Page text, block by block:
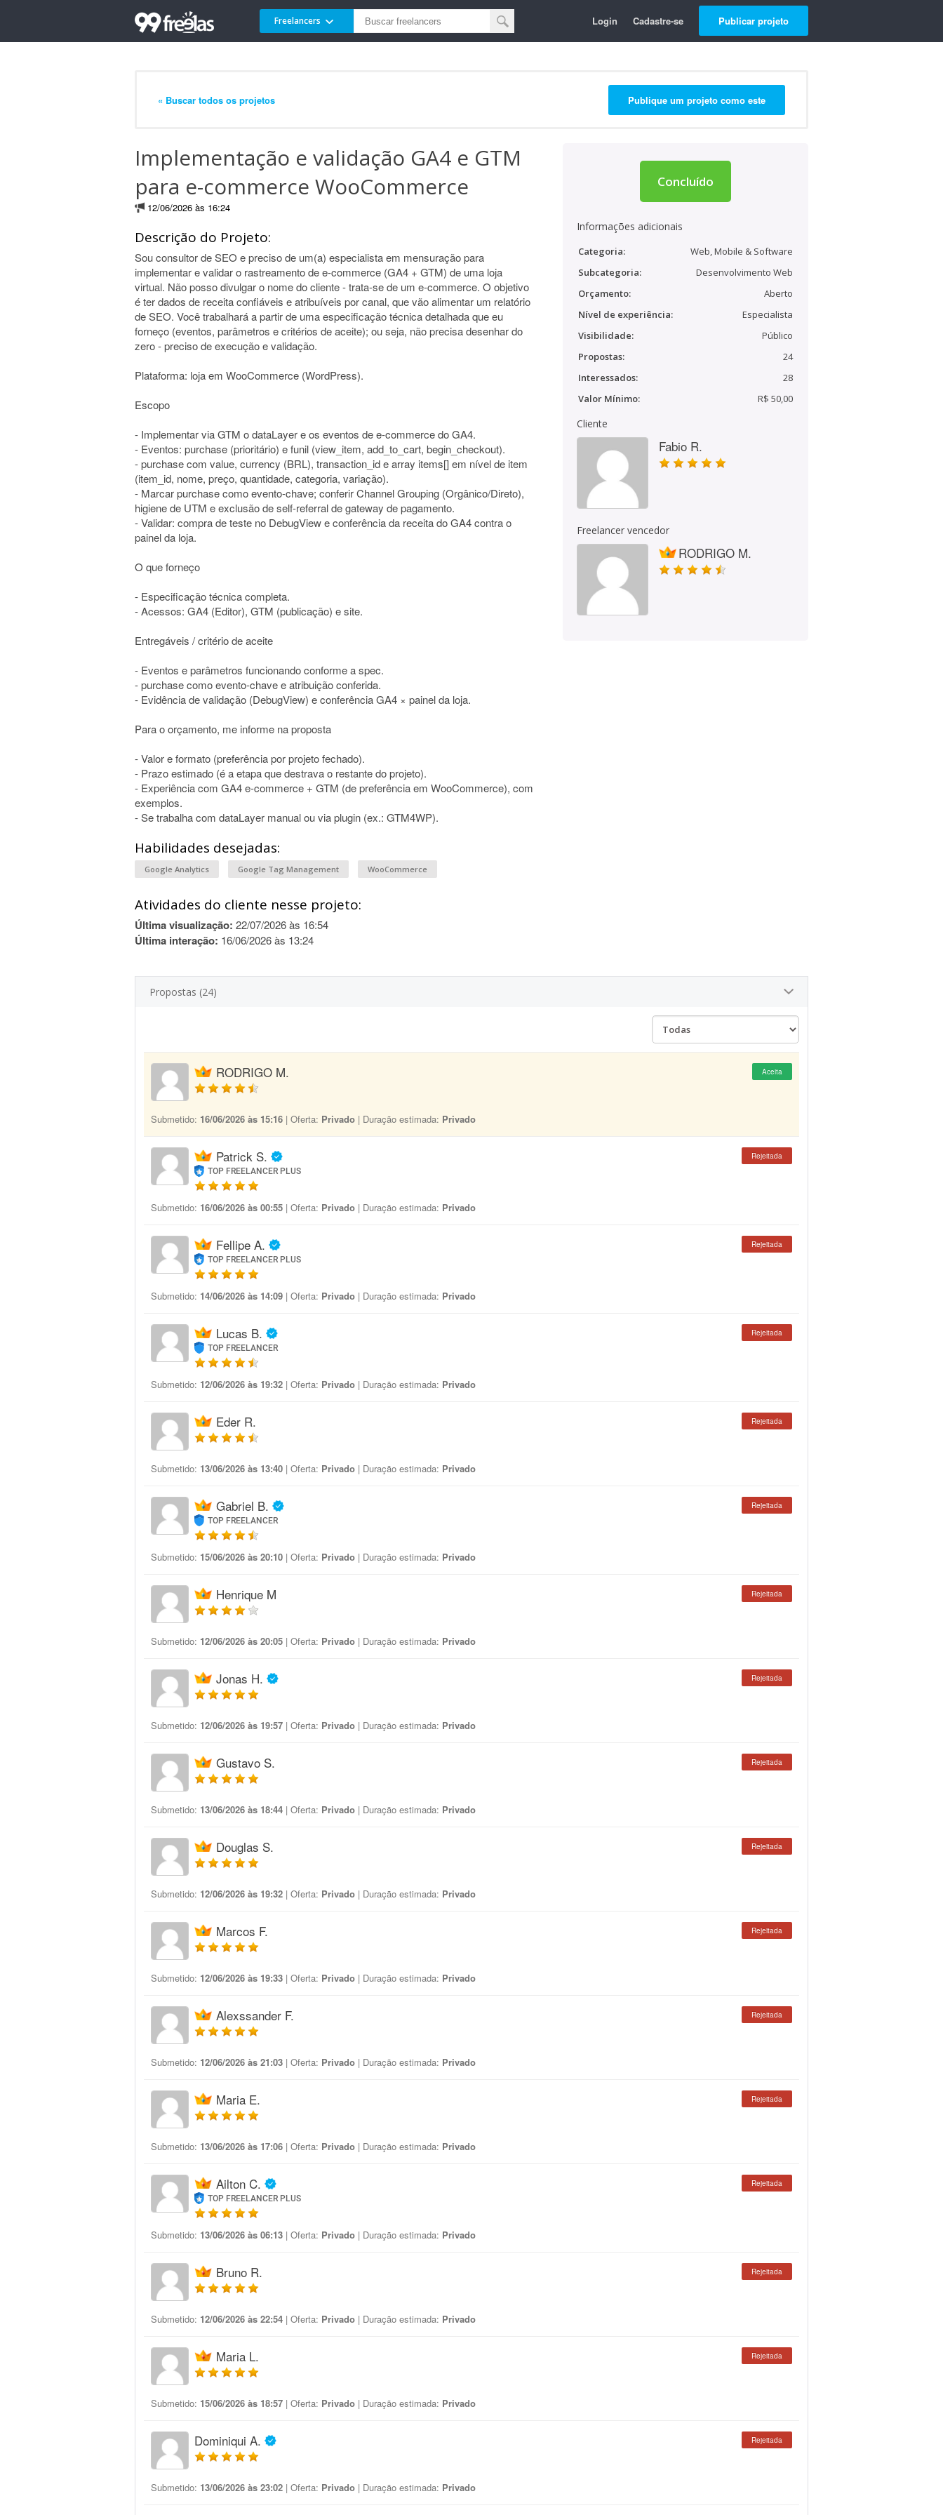
Freelancers Login Cadastre-se Publicar projeto
« Buscar todos os projetos Publique um projeto como este
Implementação e validação GA4 e GTM
para e-commerce WooCommerce
12/06/2026 às 16:24
Descrição do Projeto:
Sou consultor de SEO e preciso de um(a) especialista em mensuração para
implementar e validar o rastreamento de e-commerce (GA4 + GTM) de uma loja
virtual. Não posso divulgar o nome do cliente - trata-se de um e-commerce. O objetivo
é ter dados de receita confiáveis e atribuíveis por canal, que vão alimentar um relatório
de SEO. Você trabalhará a partir de uma especificação técnica detalhada que eu
forneço (eventos, parâmetros e critérios de aceite); ou seja, não precisa desenhar do
zero - preciso de execução e validação.
Plataforma: loja em WooCommerce (WordPress).
Escopo
- Implementar via GTM o dataLayer e os eventos de e-commerce do GA4.
- Eventos: purchase (prioritário) e funil (view_item, add_to_cart, begin_checkout).
- purchase com value, currency (BRL), transaction_id e array items[] em nível de item
(item_id, nome, preço, quantidade, categoria, variação).
- Marcar purchase como evento-chave; conferir Channel Grouping (Orgânico/Direto),
higiene de UTM e exclusão de self-referral de gateway de pagamento.
- Validar: compra de teste no DebugView e conferência da receita do GA4 contra o
painel da loja.
O que forneço
- Especificação técnica completa.
- Acessos: GA4 (Editor), GTM (publicação) e site.
Entregáveis / critério de aceite
- Eventos e parâmetros funcionando conforme a spec.
- purchase como evento-chave e atribuição conferida.
- Evidência de validação (DebugView) e conferência GA4 × painel da loja.
Para o orçamento, me informe na proposta
- Valor e formato (preferência por projeto fechado).
- Prazo estimado (é a etapa que destrava o restante do projeto).
- Experiência com GA4 e-commerce + GTM (de preferência em WooCommerce), com
exemplos.
- Se trabalha com dataLayer manual ou via plugin (ex.: GTM4WP).
Habilidades desejadas:
Google Analytics Google Tag Management WooCommerce
Atividades do cliente nesse projeto:
Última visualização: 22/07/2026 às 16:54
Última interação: 16/06/2026 às 13:24
Concluído
Informações adicionais
Categoria:
Web, Mobile & Software
Subcategoria:
Desenvolvimento Web
Orçamento:
Aberto
Nível de experiência:
Especialista
Visibilidade:
Público
Propostas:
24
Interessados:
28
Valor Mínimo:
R$ 50,00
Cliente
Fabio R.
Freelancer vencedor
RODRIGO M.
Propostas (24)
RODRIGO M. Aceita
Submetido: 16/06/2026 às 15:16 | Oferta: Privado | Duração estimada: Privado
Patrick S.
TOP FREELANCER PLUS
Rejeitada
Submetido: 16/06/2026 às 00:55 | Oferta: Privado | Duração estimada: Privado
Fellipe A.
TOP FREELANCER PLUS
Rejeitada
Submetido: 14/06/2026 às 14:09 | Oferta: Privado | Duração estimada: Privado
Lucas B.
TOP FREELANCER
Rejeitada
Submetido: 12/06/2026 às 19:32 | Oferta: Privado | Duração estimada: Privado
Eder R. Rejeitada
Submetido: 13/06/2026 às 13:40 | Oferta: Privado | Duração estimada: Privado
Gabriel B.
TOP FREELANCER
Rejeitada
Submetido: 15/06/2026 às 20:10 | Oferta: Privado | Duração estimada: Privado
Henrique M Rejeitada
Submetido: 12/06/2026 às 20:05 | Oferta: Privado | Duração estimada: Privado
Jonas H. Rejeitada
Submetido: 12/06/2026 às 19:57 | Oferta: Privado | Duração estimada: Privado
Gustavo S. Rejeitada
Submetido: 13/06/2026 às 18:44 | Oferta: Privado | Duração estimada: Privado
Douglas S. Rejeitada
Submetido: 12/06/2026 às 19:32 | Oferta: Privado | Duração estimada: Privado
Marcos F. Rejeitada
Submetido: 12/06/2026 às 19:33 | Oferta: Privado | Duração estimada: Privado
Alexssander F. Rejeitada
Submetido: 12/06/2026 às 21:03 | Oferta: Privado | Duração estimada: Privado
Maria E. Rejeitada
Submetido: 13/06/2026 às 17:06 | Oferta: Privado | Duração estimada: Privado
Ailton C.
TOP FREELANCER PLUS
Rejeitada
Submetido: 13/06/2026 às 06:13 | Oferta: Privado | Duração estimada: Privado
Bruno R. Rejeitada
Submetido: 12/06/2026 às 22:54 | Oferta: Privado | Duração estimada: Privado
Maria L. Rejeitada
Submetido: 15/06/2026 às 18:57 | Oferta: Privado | Duração estimada: Privado
Dominiqui A. Rejeitada
Submetido: 13/06/2026 às 23:02 | Oferta: Privado | Duração estimada: Privado